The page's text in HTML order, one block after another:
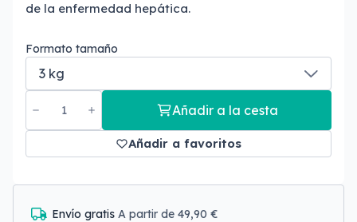
de la enfermedad hepática.
Formato tamaño
Añadir a la cesta
Añadir a favoritos
Envío gratis A partir de 49,90 €